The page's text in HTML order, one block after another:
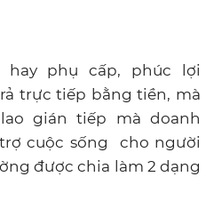
hay phụ cấp, phúc lợi
trực tiếp bằng tiền, mà
gián tiếp mà doanh
cuộc sống cho người
được chia làm 2 dạng